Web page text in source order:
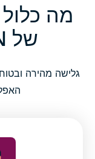
מה
של ExpressVPN?
גלישה מהירה